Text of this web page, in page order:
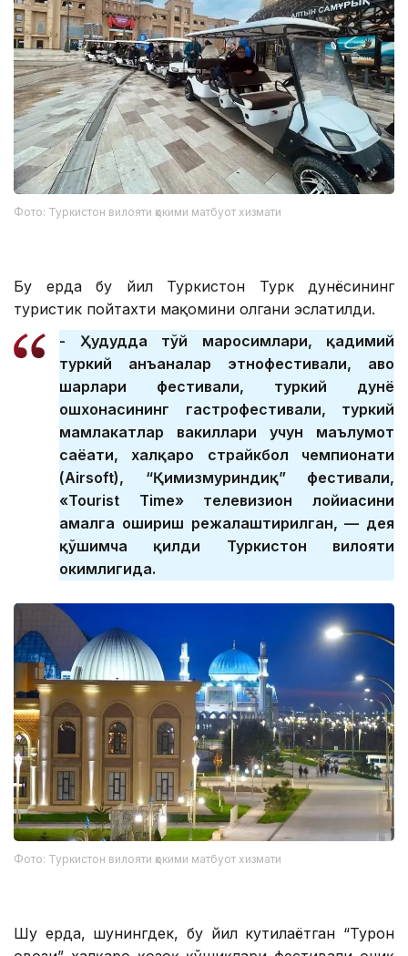
Фото: Туркистон вилояти ҳокими матбуот хизмати
Бу ерда бу йил Туркистон Турк дунёсининг
туристик пойтахти мақомини олгани эслатилди.
- Ҳудудда тўй маросимлари, қадимий
туркий анъаналар этнофестивали, ҳаво
шарлари фестивали, туркий дунё
ошхонасининг гастрофестивали, туркий
мамлакатлар вакиллари учун маълумот
саёҳати, халқаро страйкбол чемпионати
(Airsoft), “Қимизмуриндиқ” фестивали,
«Tourist Time» телевизион лойиҳасини
амалга ошириш режалаштирилган, — дея
қўшимча қилди Туркистон вилояти
ҳокимлигида.
Фото: Туркистон вилояти ҳокими матбуот хизмати
Шу ерда, шунингдек, бу йил кутилаётган “Турон